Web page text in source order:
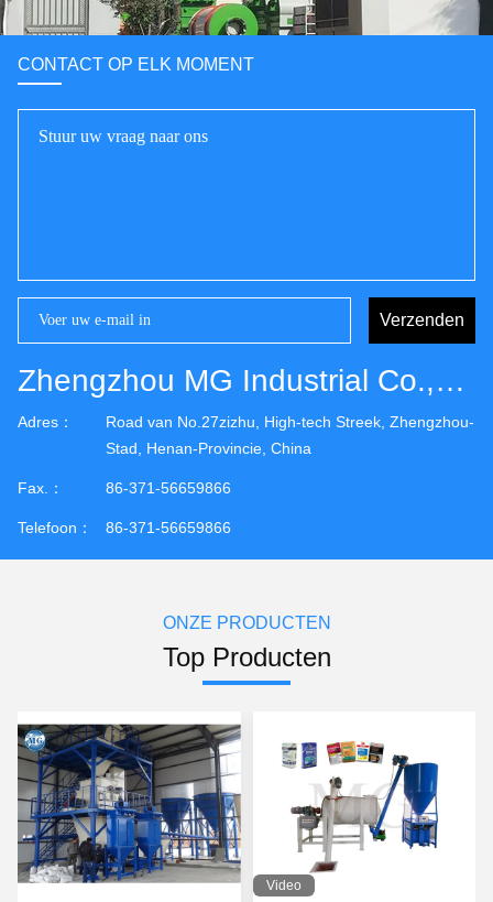
CONTACT OP ELK MOMENT
Verzenden
Zhengzhou MG Industrial Co.,Ltd
Adres：
Road van No.27zizhu, High-tech Streek, Zhengzhou-
Stad, Henan-Provincie, China
Fax.： 86-371-56659866
Telefoon： 86-371-56659866
ONZE PRODUCTEN
Top Producten
Video